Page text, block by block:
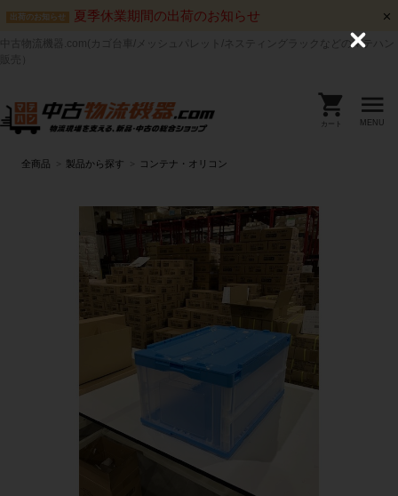
出荷のお知らせ 夏季休業期間の出荷のお知らせ
中古物流機器.com(カゴ台車/メッシュパレット/ネスティングラックなどのマテハン
カート MENU
全商品 製品から探す コンテナ・オリコン
C
e